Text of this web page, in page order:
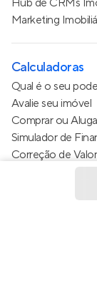
Hub de CRMs
Marketing
Calculadoras
Qual é o seu
Avalie seu imóvel
Comprar ou
Simulador de
Correção de